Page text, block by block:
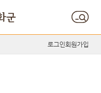
로그인회원가입